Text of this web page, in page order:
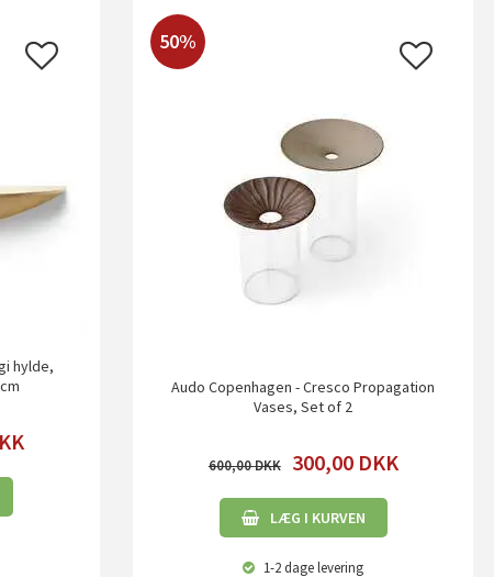
hylde,
50%
Audo Copenhagen - Cresco Propagation
Vases, Set of 2
600,00 300,00 DKK
LÆG I KURVEN
1-2 dagelevering